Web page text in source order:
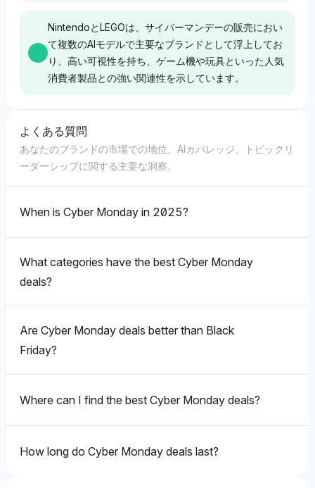
を示しています。
Grok
の可視性シェアで支持し、美容、玩具、アパレルカテゴ
リでのサイバーマンデーの魅力を示しています。トーン
はポジティブで、リテールジャイアントとニッチな魅力
のミックスを際立たせるホリデーショッピングのディー
Grok
Grokは、ナショナル・リテール・フェデレーション
（5%の可視性）とAdobe（3.3%）を優先し、Walmart
で、業界の分析と消費者小売におけるサイバーマンデー
の重要性を強調しています。トーンはポジティブで、経
済的影響に対する包括的な評価を反映しています。
ChatGPTは、Shop.org（3.3%の可視性）とナショナ
ル・リテール・フェデレーション（1.7%）に傾くこと
た基盤的な組織と関連付けています。トーンはニュート
ラルからポジティブで、歴史的及び制度的意義に焦点を
当てています。
い信念を示しています。ポジティブなトーンは、最良の
オンラインバーゲンを見つける際のユーザーの権限を強
調しています。
Grok
Grokは、DealNews（3.3%）とAdobeからのデータ駆
動インサイト（6.7%）に加え、Honeyや
Camelcamelcamel（それぞれ6.7%）のようなツールに
な感情は、他のセールイベントと比べてより深い割引を
Perplexity
Perplexityは、具体的な商品ブランドとしてKitchenAid
やBosch（それぞれ1.7%）に傾き、ツールやプラット
有のディールを提供しているが、ディールの質に関する
広範な文脈が欠けていることを示唆しています。ニュー
る強い立場がないことを示しています。
Deepseek
る役割によるものです。トーンはニュートラルで、リテ
ール分析との事実的な関連に焦点を当てています。
を3.3%の可視性で優先し、サイバーマンデーの小売影
響と結び付け、WalmartやBest Buyのような小売業者に
も言及しています。トーンは引き続きニュートラルで、
データ駆動の小売のつながりを強調しています。
Chatgpt
ChatGPTは、サイバーマンデーという言葉を作り出す
歴史的な役割のために、ナショナル・リテール・フェデ
シェアで強調しています。ポジティブなトーンは、オン
ラインショッピングイベントへのこれらの組織の貢献へ
の熱意を反映しています。
Perplexity
の小売における重要性に結び付けており、Walmartや
NintendoとLEGOは、サイバーマンデーの販売におい
て複数のAIモデルで主要なブランドとして浮上してお
り、高い可視性を持ち、ゲーム機や玩具といった人気
消費者製品との強い関連性を示しています。
Chatgpt
ChatGPTは、NintendoとAppleをそれぞれ5%の可視性
シェアで好み、これらはたぶんゲーム機やテクノロジー
ガジェットなど、需要の高いサイバーマンデーアイテム
との強い関係によるものです。感情のトーンはポジティ
ブで、人気の消費者電子機器やゲームブランドに焦点を
当てています。
アで優先し、サイバーマンデーの主要な購買として玩具
とエレクトロニクスに焦点を当てています。トーンはニ
Perplexityは、LEGOを3.3%の可視性シェアで強調し、
よくある質問
あなたのブランドの市場での地位、AIカバレッジ、トピックリ
ーダーシップに関する主要な洞察。
When is Cyber Monday in 2025?
What categories have the best Cyber Monday
deals?
Are Cyber Monday deals better than Black
Friday?
Where can I find the best Cyber Monday deals?
How long do Cyber Monday deals last?